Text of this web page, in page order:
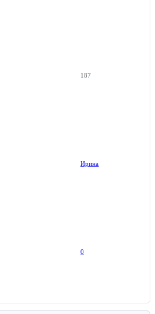
187
Ирина
0